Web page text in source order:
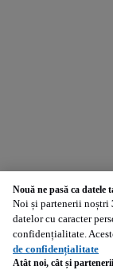
Nouă ne pasă ca datele
Noi și partenerii noștri
datelor cu caracter
confidențialitate.
de confidențialitate
Atât noi, cât și